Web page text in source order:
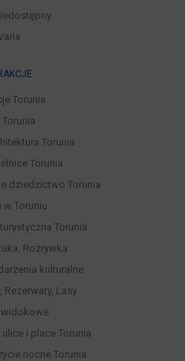
Torunia
Torunia
Torunia
Torunia
dziedzictwo Torunia
w Toruniu
Torunia
Rozrywka
kulturalne
Rezerwaty, Lasy
widokowe
i place Torunia
nocne Torunia